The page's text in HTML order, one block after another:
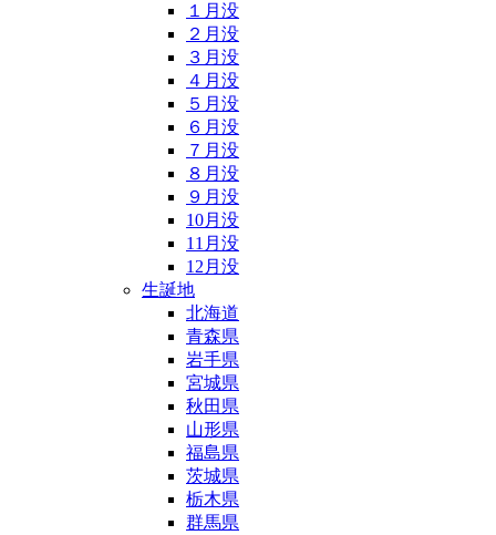
１月没
２月没
３月没
４月没
５月没
６月没
７月没
８月没
９月没
10月没
11月没
12月没
生誕地
北海道
青森県
岩手県
宮城県
秋田県
山形県
福島県
茨城県
栃木県
群馬県